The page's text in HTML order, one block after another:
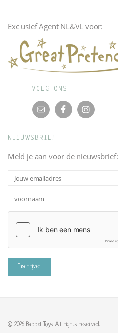
Exclusief Agent NL&VL voor:
VOLG ONS
NIEUWSBRIEF
Meld je aan voor de nieuwsbrief:
© 2026 Babbel Toys. All rights reserved.